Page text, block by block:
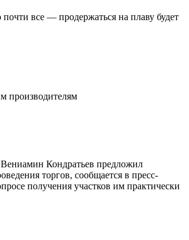
все — продержаться на плаву будет
производителям
Вениамин Кондратьев предложил
торгов, сообщается в пресс-
получения участков им практически